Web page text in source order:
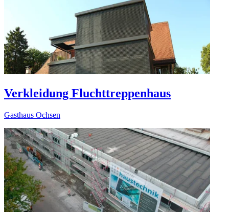
Verkleidung Fluchttreppenhaus
Gasthaus Ochsen